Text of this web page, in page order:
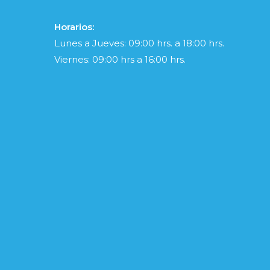
Horarios:
Lunes a Jueves: 09:00 hrs. a 18:00 hrs.
Viernes: 09:00 hrs a 16:00 hrs.